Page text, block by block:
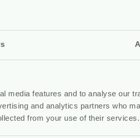
media features and to analyse our
and analytics partners who
from your use of their services.